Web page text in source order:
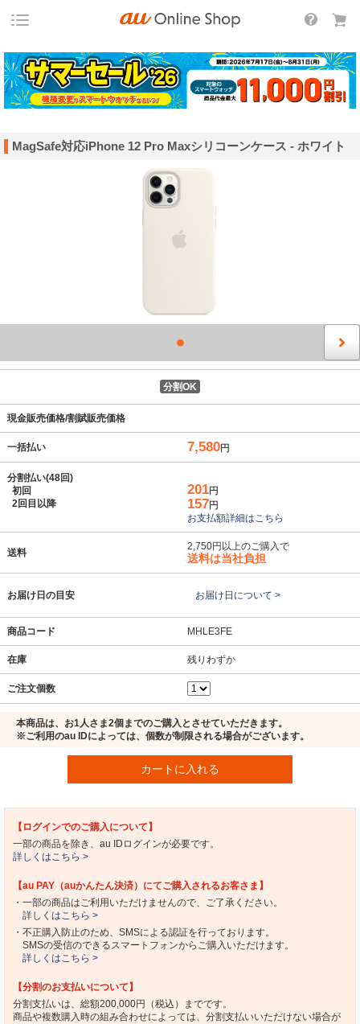
MagSafe対応iPhone 12 Pro Maxシリコーンケース - ホワイト
分割OK
現金販売価格/割賦販売価格
一括払い 7,580円
分割払い(48回)
初回
2回目以降
201円
157円
お支払額詳細はこちら
送料
2,750円以上のご購入で
送料は当社負担
お届け日の目安 お届け日について >
商品コード MHLE3FE
在庫 残りわずか
ご注文個数
本商品は、お1人さま2個までのご購入とさせていただきます。
※ご利用のau IDによっては、個数が制限される場合がございます。
カートに入れる
【ログインでのご購入について】
一部の商品を除き、au IDログインが必要です。
詳しくはこちら >
【au PAY（auかんたん決済）にてご購入されるお客さま】
・一部の商品はご利用いただけませんので、ご了承ください。
詳しくはこちら >
・不正購入防止のため、SMSによる認証を行っております。
SMSの受信のできるスマートフォンからご購入いただけます。
詳しくはこちら >
【分割のお支払いについて】
分割支払いは、総額200,000円（税込）までです。
商品や複数購入時の組み合わせによっては、分割支払いいただけない場合が